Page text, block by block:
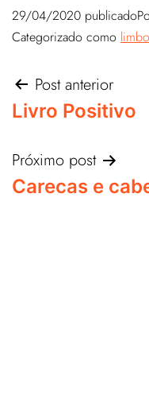
29/04/2020 publicado
Categorizado como limbo
Post anterior
Livro Positivo
Próximo post
Carecas e